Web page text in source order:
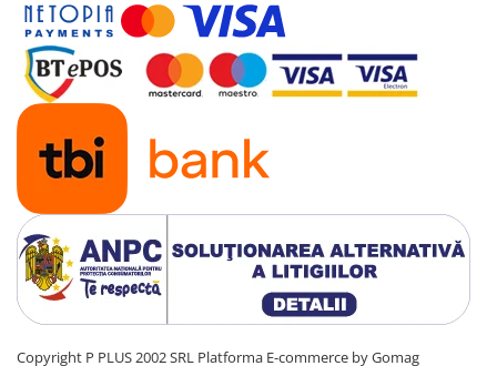
Sisteme de prindere
Statii de incarcare EV
OUTLET
Pompe de caldura
Copyright P PLUS 2002 SRL Platforma E-commerce by Gomag